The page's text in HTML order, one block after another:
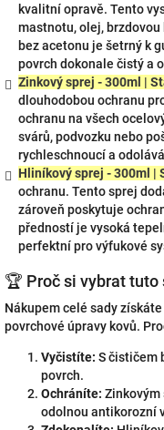
kvalitní opravě. Tento
mastnotu, olej,
bez acetonu je šetrný k
povrch dokonale čistý a
Zinkový sprej - 300ml |
dlouhodobou ochranu
ochranu na všech
svárů, podvozku nebo
rychleschnoucí a
Hliníkový sprej - 300ml |
ochranu. Tento sprej
zároveň poskytuje
předností je vysoká
perfektní pro výfukové
🏆 Proč si vybrat tuto
Nákupem celé sady
povrchové úpravy kovů.
Vyčistíte: S čističem
povrch.
Ochráníte: Zinkovým
odolnou antikorozní